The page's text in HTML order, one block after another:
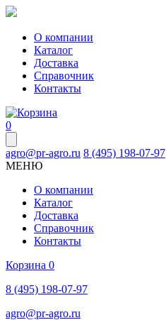
О компании
Каталог
Доставка
Справочник
Контакты
0
agro@pr-agro.ru 8 (495) 198-07-97
МЕНЮ
О компании
Каталог
Доставка
Справочник
Контакты
Корзина 0
8 (495) 198-07-97
agro@pr-agro.ru